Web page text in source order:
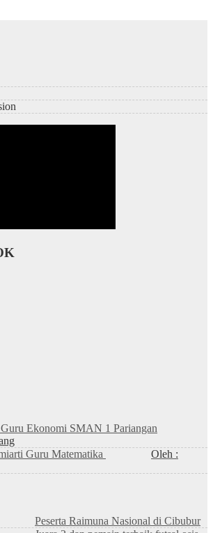
Ekonomi SMAN 1 Pariangan
Guru Matematika
Oleh :
Peserta Raimuna Nasional di Cibubur